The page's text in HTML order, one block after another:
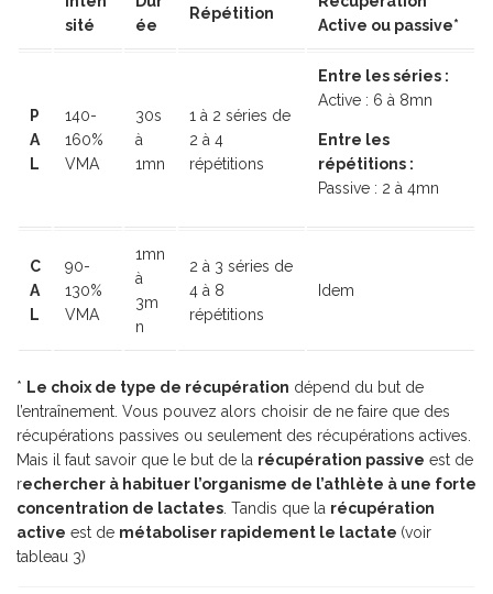
sité
ée
Répétition
Active ou passive*
P
A
L
140-
160%
VMA
30s
à
1mn
1 à 2 séries de
2 à 4
répétitions
Entre les séries :
Active : 6 à 8mn
Entre les
répétitions :
Passive : 2 à 4mn
C
A
L
90-
130%
VMA
1mn
à
3m
n
2 à 3 séries de
4 à 8
répétitions
Idem
* Le choix de type de récupération dépend du but de
l’entraînement. Vous pouvez alors choisir de ne faire que des
récupérations passives ou seulement des récupérations actives.
Mais il faut savoir que le but de la récupération passive est de
rechercher à habituer l’organisme de l’athlète à une forte
concentration de lactates . Tandis que la récupération
active est de métaboliser rapidement le lactate (voir
tableau 3)